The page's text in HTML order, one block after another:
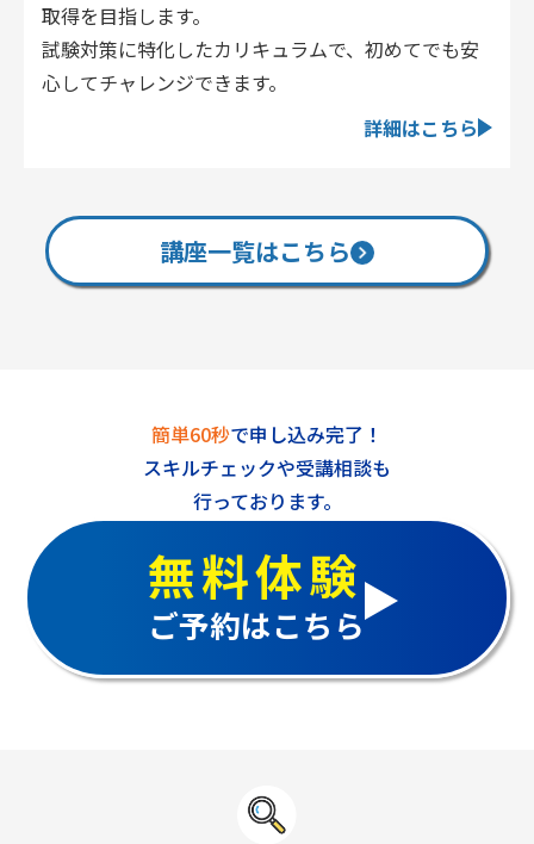
取得を目指します。
試験対策に特化したカリキュラムで、初めてでも安
心してチャレンジできます。
詳細はこちら
講座一覧はこちら
簡単60秒で申し込み完了！
スキルチェックや受講相談も
行っております。
無料体験
ご予約はこちら